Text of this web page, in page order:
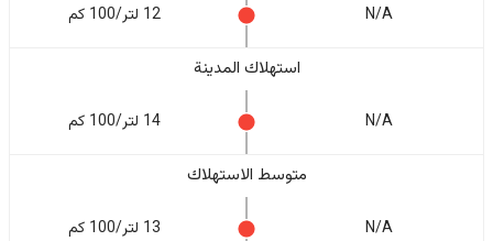
N/A 12 لتر/100 كم
استهلاك المدينة
N/A 14 لتر/100 كم
متوسط الاستهلاك
N/A 13 لتر/100 كم